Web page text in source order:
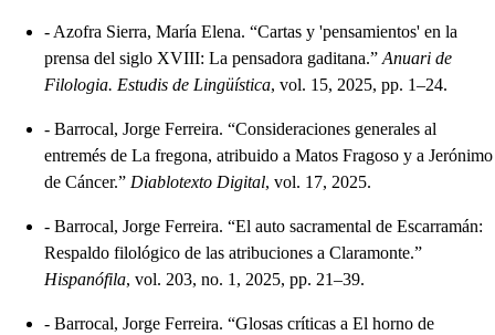
- Azofra Sierra, María Elena. “Cartas y 'pensamientos' en la
prensa del siglo XVIII: La pensadora gaditana.” Anuari de
Filologia. Estudis de Lingüística, vol. 15, 2025, pp. 1–24.
- Barrocal, Jorge Ferreira. “Consideraciones generales al
entremés de La fregona, atribuido a Matos Fragoso y a Jerónimo
de Cáncer.” Diablotexto Digital, vol. 17, 2025.
- Barrocal, Jorge Ferreira. “El auto sacramental de Escarramán:
Respaldo filológico de las atribuciones a Claramonte.”
Hispanófila, vol. 203, no. 1, 2025, pp. 21–39.
- Barrocal, Jorge Ferreira. “Glosas críticas a El horno de